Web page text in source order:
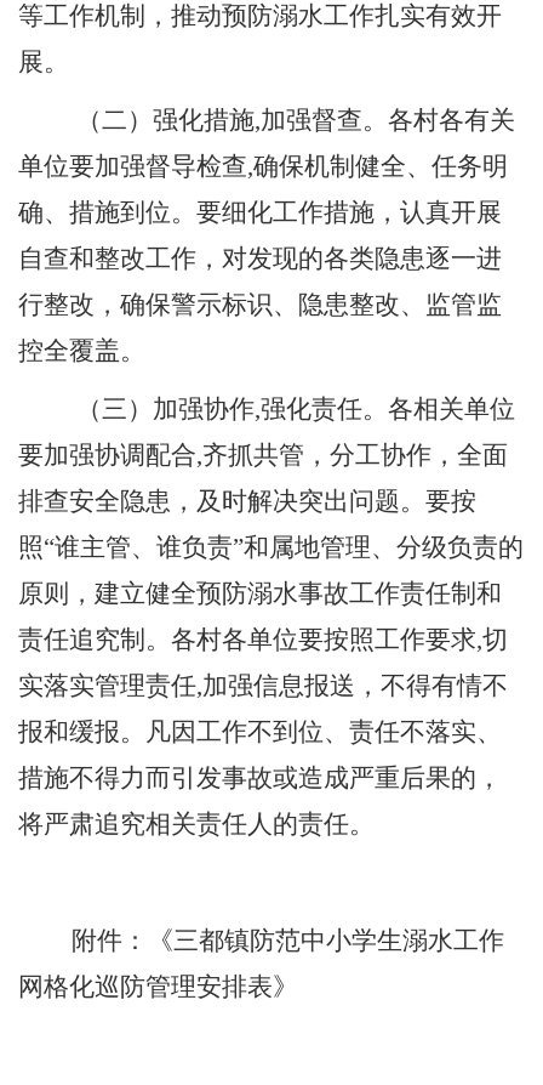
等工作机制，推动预防溺水工作扎实有效开
展。
（二）强化措施,加强督查。 各村各有关
单位要加强督导检查,确保机制健全、任务明
确、措施到位。要细化工作措施 ， 认真开展
自查和整改工作 ， 对发现的各类隐患逐一进
行整改 ， 确保警示标识、隐患整改、监管监
控全覆盖。
（三）加强协作,强化责任。 各相关单位
要加强协调配合,齐抓共管 ， 分工协作 ， 全面
排查安全隐患 ， 及时解决突出问题。要按
照“谁主管、谁负责”和属地管理、分级负责的
原则 ， 建立健全预防溺水事故工作责任制和
责任追究制。各村各单位要按照工作要求,切
实落实管理责任,加强信息报送 ， 不得有情不
报和缓报。凡因工作不到位、责任不落实、
措施不得力而引发事故或造成严重后果的 ，
将严肃追究相关责任人的责任。
附件：
《三都镇防范中小学生溺水工作
网格化巡防管理安排表》